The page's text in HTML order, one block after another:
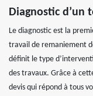
Diagnostic
Le diagnostic est la
travail de remaniement
définit le type
des travaux. Grâce à
devis qui répond à tous